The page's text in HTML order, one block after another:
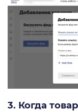
3. Когда